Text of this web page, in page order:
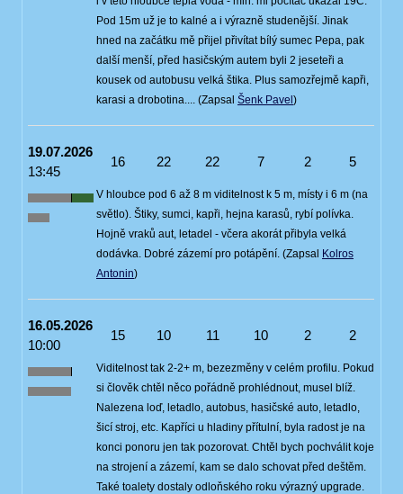
Pod 15m už je to kalné a i výrazně studenější. Jinak
hned na začátku mě přijel přivítat bílý sumec Pepa, pak
další menší, před hasičským autem byli 2 jeseteři a
kousek od autobusu velká štika. Plus samozřejmě kapři,
karasi a drobotina.... (Zapsal Šenk Pavel)
19.07.2026
13:45
16 22 22 7 2 5
V hloubce pod 6 až 8 m viditelnost k 5 m, místy i 6 m (na
světlo). Štiky, sumci, kapři, hejna karasů, rybí polívka.
Hojně vraků aut, letadel - včera akorát přibyla velká
dodávka. Dobré zázemí pro potápění. (Zapsal Kolros
Antonin)
16.05.2026
10:00
15 10 11 10 2 2
Viditelnost tak 2-2+ m, bezezměny v celém profilu. Pokud
si člověk chtěl něco pořádně prohlédnout, musel blíž.
Nalezena loď, letadlo, autobus, hasičské auto, letadlo,
šicí stroj, etc. Kapříci u hladiny přítulní, byla radost je na
konci ponoru jen tak pozorovat. Chtěl bych pochválit koje
na strojení a zázemí, kam se dalo schovat před deštěm.
Také toalety dostaly odloňského roku výrazný upgrade.